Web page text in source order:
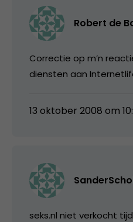
Robert de
Correctie op m’n
diensten aan
13 oktober 2008 om
seks.nl niet verkocht